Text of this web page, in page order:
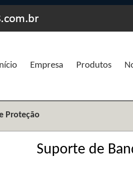
Empresa Produtos
Proteção
Suporte de